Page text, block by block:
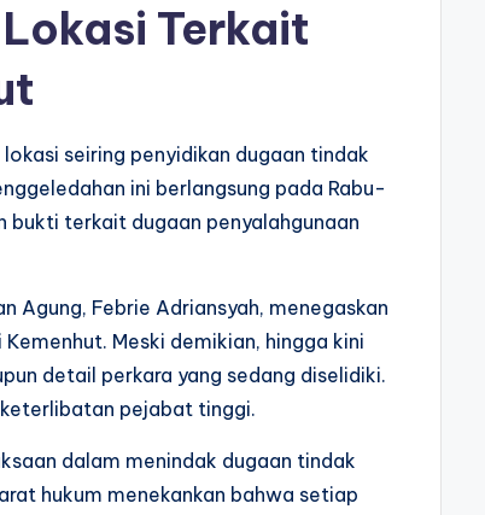
Terkait
seiring penyidikan dugaan tindak
ini berlangsung pada Rabu-
bukti terkait dugaan penyalahgunaan
Agung, Febrie Adriansyah, menegaskan
Meski demikian, hingga kini
detail perkara yang sedang diselidiki.
pejabat tinggi.
dalam menindak dugaan tindak
hukum menekankan bahwa setiap